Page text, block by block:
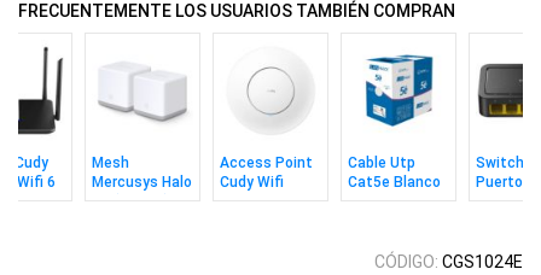
FRECUENTEMENTE LOS USUARIOS TAMBIÉN COMPRAN
Cudy
Wifi 6
Doble
Mesh
Mercusys Halo
S3 (2 Pack)
Access Point
Cudy Wifi
Ac1200 Con
Cable Utp
Cat5e Blanco
305m MPT
Switch
Puertos
10/
CÓDIGO: CGS1024E